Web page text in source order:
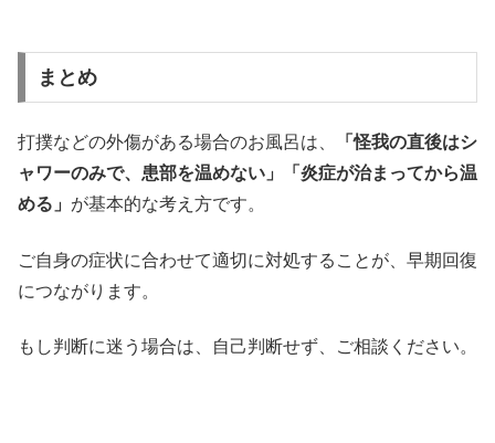
まとめ
打撲などの外傷がある場合のお風呂は、
「怪我の直後はシ
ャワーのみで、患部を温めない」「炎症が治まってから温
める」 が基本的な考え方です。
ご自身の症状に合わせて適切に対処することが、早期回復
につながります。
もし判断に迷う場合は、自己判断せず、ご相談ください。